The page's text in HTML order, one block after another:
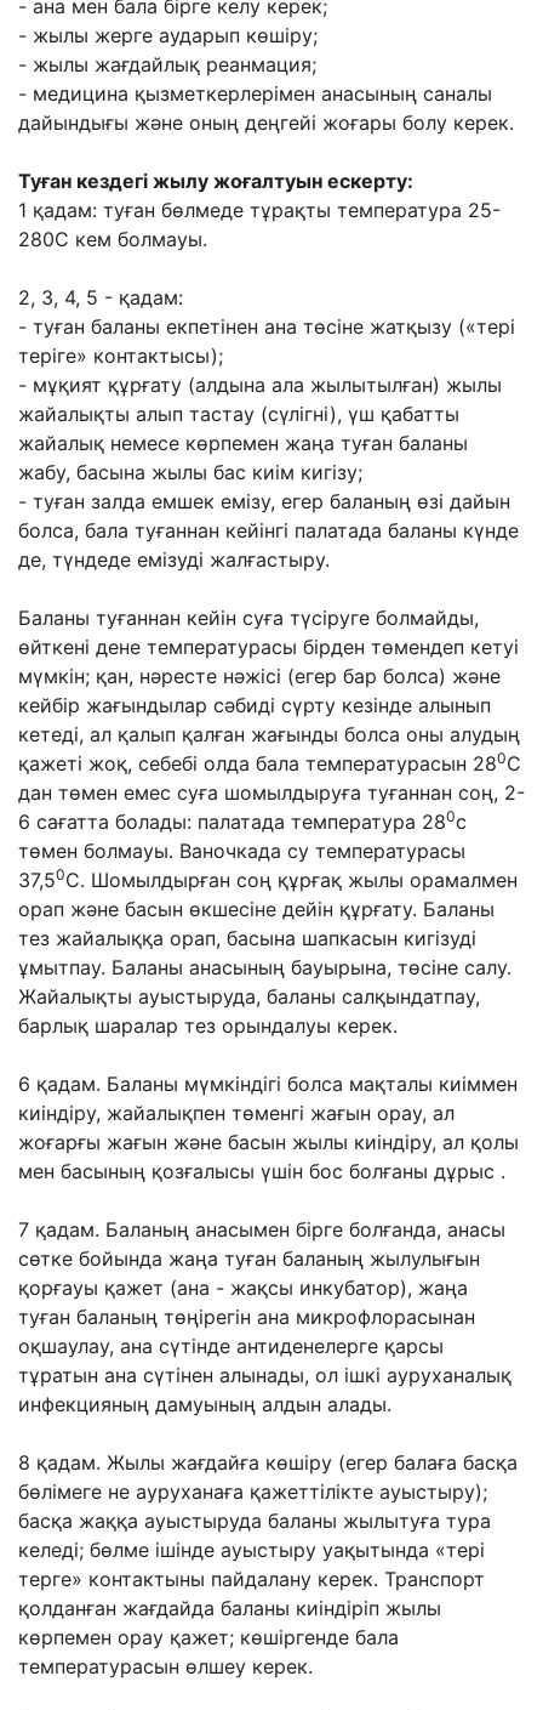
- ана мен бала бірге келу керек;
- жылы жерге аударып көшіру;
- жылы жағдайлық реанмация;
- медицина қызметкерлерімен анасының саналы
дайындығы жəне оның деңгейі жоғары болу керек.
Туған кездегі жылу жоғалтуын ескерту:
1 қадам: туған бөлмеде тұрақты температура 25-
280С кем болмауы.
2, 3, 4, 5 - қадам:
- туған баланы екпетінен ана төсіне жатқызу («тері
теріге» контактысы);
- мұқият құрғату (алдына ала жылытылған) жылы
жайалықты алып тастау (сүлігні), үш қабатты
жайалық немесе көрпемен жаңа туған баланы
жабу, басына жылы бас киім кигізу;
- туған залда емшек емізу, егер баланың өзі дайын
болса, бала туғаннан кейінгі палатада баланы күнде
де, түндеде емізуді жалғастыру.
Баланы туғаннан кейін суға түсіруге болмайды,
өйткені дене температурасы бірден төмендеп кетуі
мүмкін; қан, нəресте нəжісі (егер бар болса) жəне
кейбір жағындылар сəбиді сүрту кезінде алынып
кетеді, ал қалып қалған жағынды болса оны алудың
қажеті жоқ, себебі олда бала температурасын 280С
дан төмен емес суға шомылдыруға туғаннан соң, 2-
6 сағатта болады: палатада температура 280с
төмен болмауы. Ваночкада су температурасы
37,50С. Шомылдырған соң құрғақ жылы орамалмен
орап жəне басын өкшесіне дейін құрғату. Баланы
тез жайалыққа орап, басына шапкасын кигізуді
ұмытпау. Баланы анасының бауырына, төсіне салу.
Жайалықты ауыстыруда, баланы салқындатпау,
барлық шаралар тез орындалуы керек.
6 қадам. Баланы мүмкіндігі болса мақталы киіммен
киіндіру, жайалықпен төменгі жағын орау, ал
жоғарғы жағын жəне басын жылы киіндіру, ал қолы
мен басының қозғалысы үшін бос болғаны дұрыс .
7 қадам. Баланың анасымен бірге болғанда, анасы
сөтке бойында жаңа туған баланың жылулығын
қорғауы қажет (ана - жақсы инкубатор), жаңа
туған баланың төңірегін ана микрофлорасынан
оқшаулау, ана сүтінде антиденелерге қарсы
тұратын ана сүтінен алынады, ол ішкі ауруханалық
инфекцияның дамуының алдын алады.
8 қадам. Жылы жағдайға көшіру (егер балаға басқа
бөлімеге не ауруханаға қажеттілікте ауыстыру);
басқа жаққа ауыстыруда баланы жылытуға тура
келеді; бөлме ішінде ауыстыру уақытында «тері
терге» контактыны пайдалану керек. Транспорт
қолданған жағдайда баланы киіндіріп жылы
көрпемен орау қажет; көшіргенде бала
температурасын өлшеу керек.